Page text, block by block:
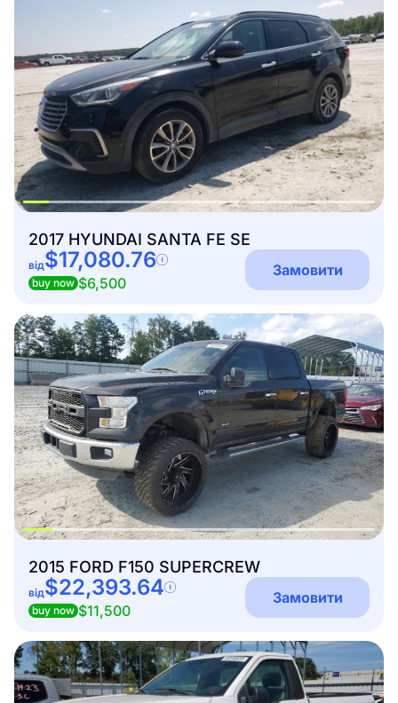
2017 HYUNDAI SANTA FE SE
від$17,080.76
buy now $6,500
Замовити
2015 FORD F150 SUPERCREW
від$22,393.64
buy now $11,500
Замовити